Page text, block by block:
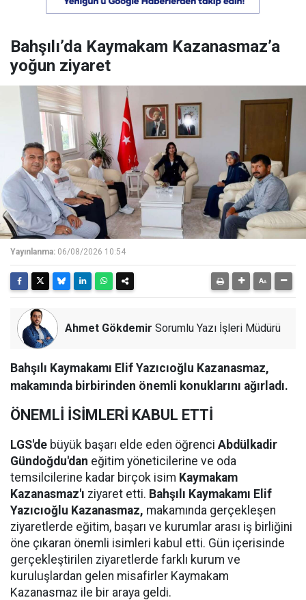
Bahşılı’da Kaymakam Kazanasmaz’a
yoğun ziyaret
Yayınlanma: 06/08/2026 10:54
Ahmet Gökdemir Sorumlu Yazı İşleri Müdürü
Bahşılı Kaymakamı Elif Yazıcıoğlu Kazanasmaz,
makamında birbirinden önemli konuklarını ağırladı.
ÖNEMLİ İSİMLERİ KABUL ETTİ
LGS'de büyük başarı elde eden öğrenci Abdülkadir
Gündoğdu'dan eğitim yöneticilerine ve oda
temsilcilerine kadar birçok isim Kaymakam
Kazanasmaz'ı ziyaret etti. Bahşılı Kaymakamı Elif
Yazıcıoğlu Kazanasmaz, makamında gerçekleşen
ziyaretlerde eğitim, başarı ve kurumlar arası iş birliğini
öne çıkaran önemli isimleri kabul etti. Gün içerisinde
gerçekleştirilen ziyaretlerde farklı kurum ve
kuruluşlardan gelen misafirler Kaymakam
Kazanasmaz ile bir araya geldi.